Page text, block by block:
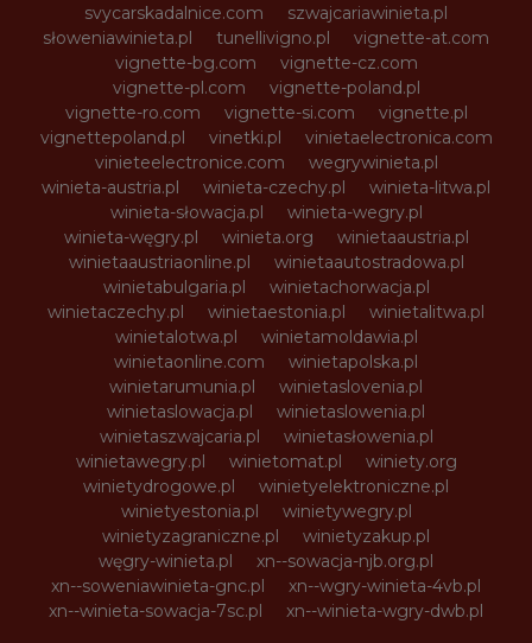
svycarskadalnice.com
szwajcariawinieta.pl
słoweniawinieta.pl
tunellivigno.pl
vignette-at.com
vignette-bg.com
vignette-cz.com
vignette-pl.com
vignette-poland.pl
vignette-ro.com
vignette-si.com
vignette.pl
vignettepoland.pl
vinetki.pl
vinietaelectronica.com
vinieteelectronice.com
wegrywinieta.pl
winieta-austria.pl
winieta-czechy.pl
winieta-litwa.pl
winieta-słowacja.pl
winieta-wegry.pl
winieta-węgry.pl
winieta.org
winietaaustria.pl
winietaaustriaonline.pl
winietaautostradowa.pl
winietabulgaria.pl
winietachorwacja.pl
winietaczechy.pl
winietaestonia.pl
winietalitwa.pl
winietalotwa.pl
winietamoldawia.pl
winietaonline.com
winietapolska.pl
winietarumunia.pl
winietaslovenia.pl
winietaslowacja.pl
winietaslowenia.pl
winietaszwajcaria.pl
winietasłowenia.pl
winietawegry.pl
winietomat.pl
winiety.org
winietydrogowe.pl
winietyelektroniczne.pl
winietyestonia.pl
winietywegry.pl
winietyzagraniczne.pl
winietyzakup.pl
węgry-winieta.pl
xn--sowacja-njb.org.pl
xn--soweniawinieta-gnc.pl
xn--wgry-winieta-4vb.pl
xn--winieta-sowacja-7sc.pl
xn--winieta-wgry-dwb.pl